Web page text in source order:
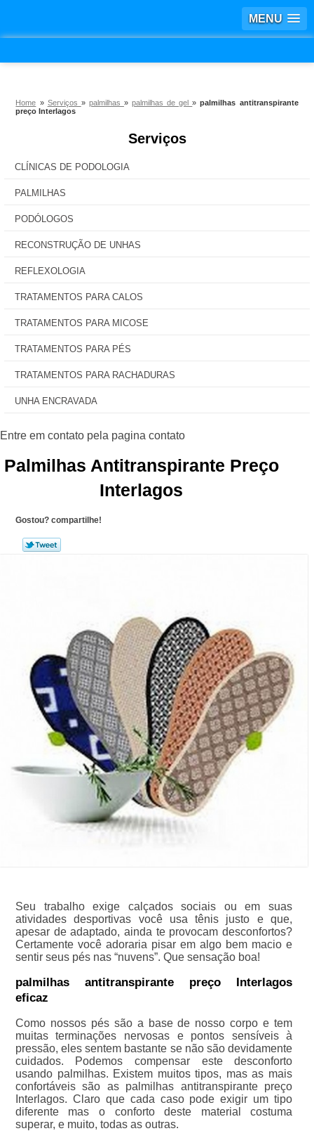
MENU
Home » Serviços » palmilhas »palmilhas de gel»palmilhas antitranspirante
preço Interlagos
Serviços
CLÍNICAS DE PODOLOGIA
PALMILHAS
PODÓLOGOS
RECONSTRUÇÃO DE UNHAS
REFLEXOLOGIA
TRATAMENTOS PARA CALOS
TRATAMENTOS PARA MICOSE
TRATAMENTOS PARA PÉS
TRATAMENTOS PARA RACHADURAS
UNHA ENCRAVADA
Palmilhas Antitranspirante Preço
Interlagos
Gostou? compartilhe!
Seu trabalho exige calçados sociais ou em suas
atividades desportivas você usa tênis justo e que,
apesar de adaptado, ainda te provocam desconfortos?
Certamente você adoraria pisar em algo bem macio e
sentir seus pés nas “nuvens”. Que sensação boa!
palmilhas antitranspirante preço Interlagos
eficaz
Como nossos pés são a base de nosso corpo e tem
muitas terminações nervosas e pontos sensíveis à
pressão, eles sentem bastante se não são devidamente
cuidados. Podemos compensar este desconforto
usando palmilhas. Existem muitos tipos, mas as mais
confortáveis são as palmilhas antitranspirante preço
Interlagos. Claro que cada caso pode exigir um tipo
diferente mas o conforto deste material costuma
superar, e muito, todas as outras.